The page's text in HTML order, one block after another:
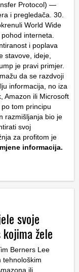
Protocol) —
i pregledača. 30.
World Wide
interneta.
i poplava
stavove, ideje,
je pravi primjer.
da se razdvoji
informacija, no iza
Amazon ili Microsoft
po tom principu
razmišljanja bio je
svoj
za profitom je
informacija.
svoje
žele
Berners Lee
tehnološkim
ili